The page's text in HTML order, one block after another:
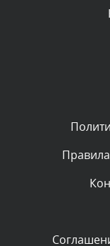
Текст